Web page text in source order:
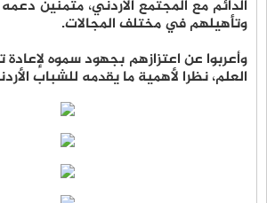
الدائم مع المجتمع الأردني، مثمنين
وتأهيلهم في مختلف المجالات.
وأعربوا عن اعتزازهم بجهود سموه
العلم، نظرا لأهمية ما يقدمه للشباب